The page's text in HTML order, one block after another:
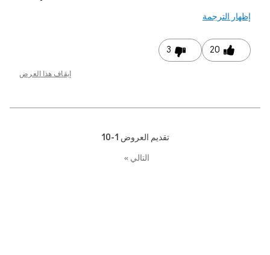
إظهار الترجمة
20
3
إيقاف هذا العرض
تقديم العروض 1-10
التالي»